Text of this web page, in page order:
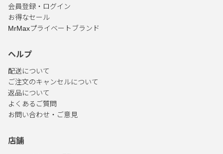
会員登録・ログイン
お得なセール
MrMaxプライベートブランド
ヘルプ
配送について
ご注文のキャンセルについて
返品について
よくあるご質問
お問い合わせ・ご意見
店舗